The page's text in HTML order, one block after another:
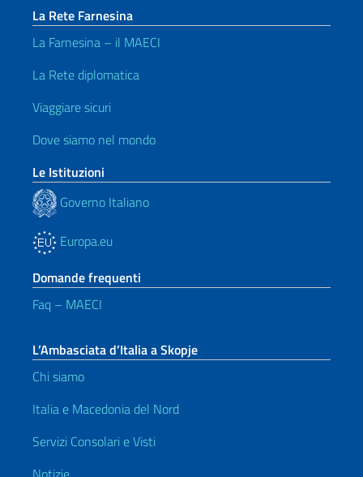
La Rete Farnesina
La Farnesina – il MAECI
La Rete diplomatica
Viaggiare sicuri
Dove siamo nel mondo
Le Istituzioni
Governo Italiano
Europa.eu
Domande frequenti
Faq – MAECI
L’Ambasciata d’Italia a Skopje
Chi siamo
Italia e Macedonia del Nord
Servizi Consolari e Visti